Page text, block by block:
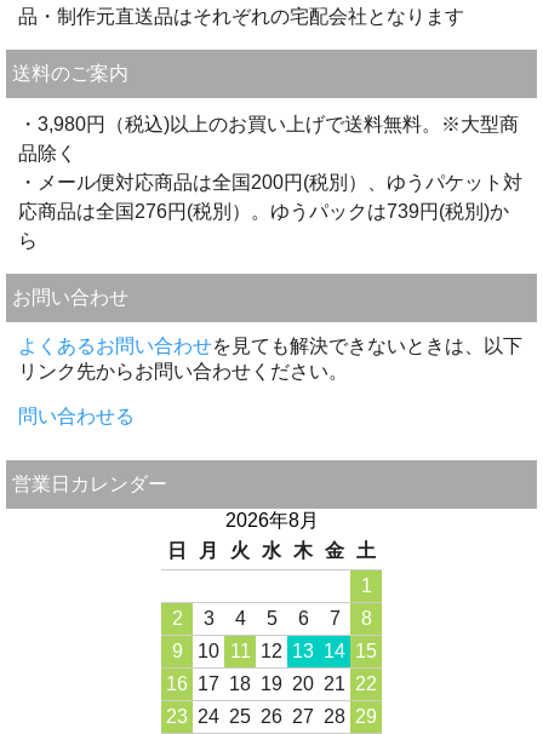
品・制作元直送品はそれぞれの宅配会社となります
送料のご案内
・3,980円（税込)以上のお買い上げで送料無料。※大型商
品除く
・メール便対応商品は全国200円(税別）、ゆうパケット対
応商品は全国276円(税別）。ゆうパックは739円(税別)か
ら
お問い合わせ
よくあるお問い合わせを見ても解決できないときは、以下
リンク先からお問い合わせください。
問い合わせる
営業日カレンダー
2026年8月
日
月 火 水 木 金
土
1
2
3 4 5 6 7
8
9
10 11 12 13 14 15
16 17 18 19 20 21 22
23 24 25 26 27 28 29